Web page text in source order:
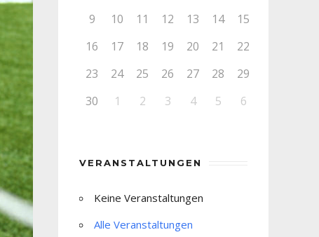
9
10 11 12 13 14
15
16
17 18 19 20 21
22
23
24 25 26 27 28
29
30
1 2 3 4 5 6
VERANSTALTUNGEN
Keine Veranstaltungen
Alle Veranstaltungen